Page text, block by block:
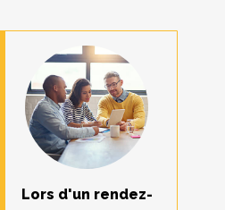
Lors d'un rendez-